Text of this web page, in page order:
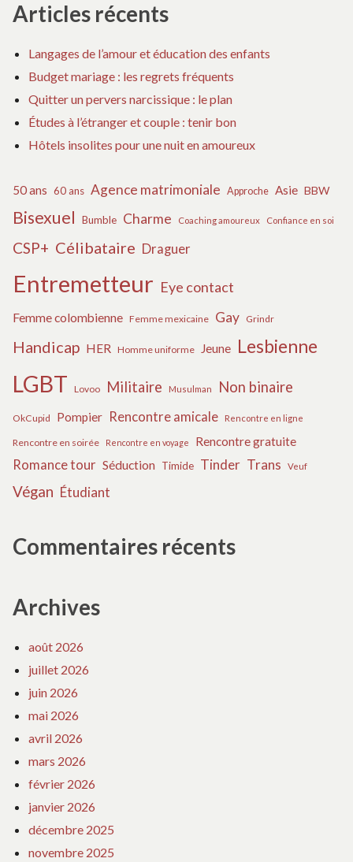
Articles récents
Langages de l’amour et éducation des enfants
Budget mariage : les regrets fréquents
Quitter un pervers narcissique : le plan
Études à l’étranger et couple : tenir bon
Hôtels insolites pour une nuit en amoureux
50 ans 60 ans Agence matrimoniale Approche Asie BBW
Bisexuel Bumble Charme Coaching amoureux Confiance en soi
CSP+ Célibataire Draguer
Entremetteur Eye contact
Femme colombienne Femme mexicaine Gay Grindr
Handicap HER Homme uniforme Jeune Lesbienne
LGBT Lovoo Militaire Musulman Non binaire
OkCupid Pompier Rencontre amicale Rencontre en ligne
Rencontre en soirée Rencontre en voyage Rencontre gratuite
Romance tour Séduction Timide Tinder Trans Veuf
Végan Étudiant
Commentaires récents
Archives
août 2026
juillet 2026
juin 2026
mai 2026
avril 2026
mars 2026
février 2026
janvier 2026
décembre 2025
novembre 2025